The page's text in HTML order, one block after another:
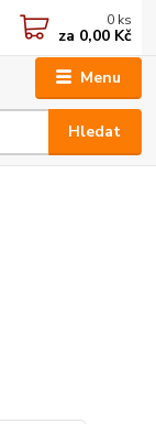
Menu
Hledat
0 ks
za 0,00 Kč